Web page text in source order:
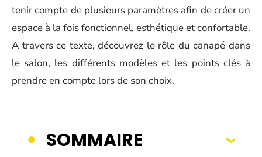
tenir compte de plusieurs paramètres afin de créer un
espace à la fois fonctionnel, esthétique et confortable.
A travers ce texte, découvrez le rôle du canapé dans
le salon, les différents modèles et les points clés à
prendre en compte lors de son choix.
SOMMAIRE